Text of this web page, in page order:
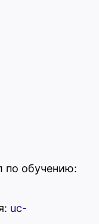
по обучению:
uc-